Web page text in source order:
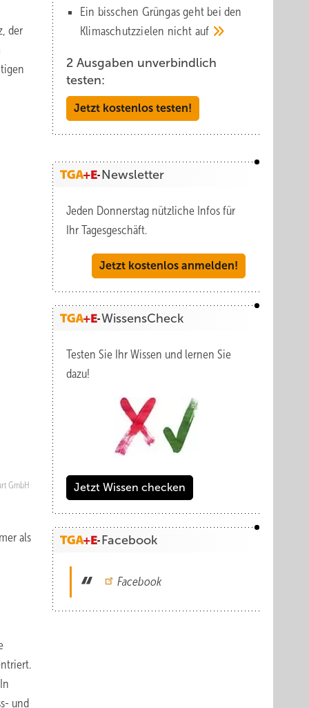
der
GmbH
als
und
Ein bisschen Grüngas geht bei den
Klima­schutz­zielen nicht auf
2 Ausgaben unverbindlich
testen:
Jetzt kostenlos testen!
Newsletter
Jeden Donnerstag nützliche Infos für
Ihr Tagesgeschäft.
Jetzt kostenlos anmelden!
WissensCheck
Testen Sie Ihr Wissen und lernen Sie
dazu!
Jetzt Wissen checken
Facebook
Facebook